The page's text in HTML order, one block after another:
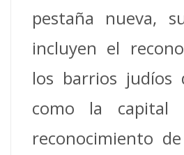
pestaña nueva,
incluyen el
los barrios judíos
como la capital
reconocimiento